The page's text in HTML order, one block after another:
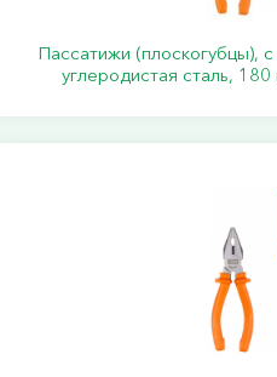
Пассатижи (плоскогубцы),
углеродистая сталь,